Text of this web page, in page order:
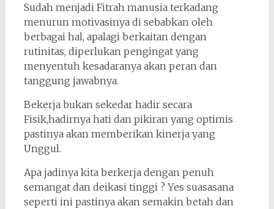
Sudah menjadi Fitrah manusia terkadang
menurun motivasinya di sebabkan oleh
berbagai hal, apalagi berkaitan dengan
rutinitas, diperlukan pengingat yang
menyentuh kesadaranya akan peran dan
tanggung jawabnya.
Bekerja bukan sekedar hadir secara
Fisik,hadirnya hati dan pikiran yang optimis
pastinya akan memberikan kinerja yang
Unggul.
Apa jadinya kita berkerja dengan penuh
semangat dan deikasi tinggi ? Yes suasasana
seperti ini pastinya akan semakin betah dan